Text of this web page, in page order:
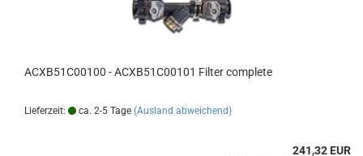
ACXB51C00100 - ACXB51C00101 Filter complete
Lieferzeit: ca. 2-5 Tage (Ausland abweichend)
241,32 EUR